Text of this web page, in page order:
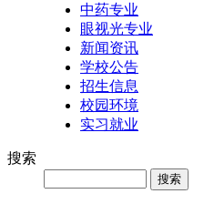
中药专业
眼视光专业
新闻资讯
学校公告
招生信息
校园环境
实习就业
搜索